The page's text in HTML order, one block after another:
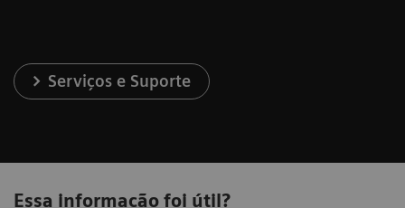
Serviços e Suporte
Essa informação foi útil?